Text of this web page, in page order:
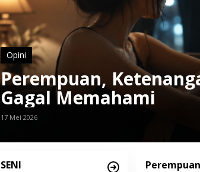
Opini
Perempuan,
Gagal Memahami
17 Mei 2026
SENI Perempuan